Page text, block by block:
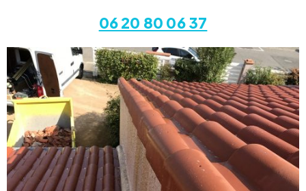
06 20 80 06 37